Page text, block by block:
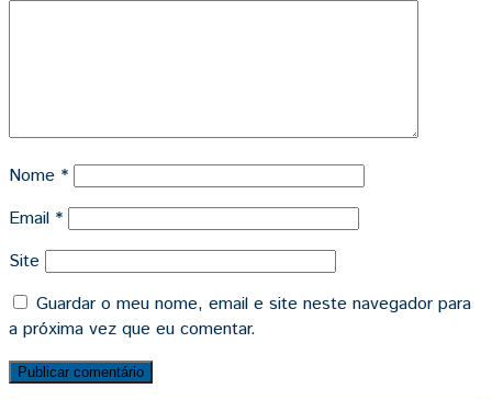
Nome *
Email *
Site
Guardar o meu nome, email e site neste navegador para
a próxima vez que eu comentar.